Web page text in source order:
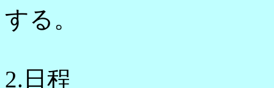
する。
2.日程